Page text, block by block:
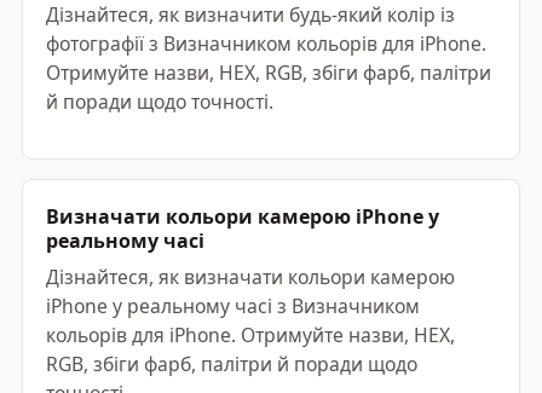
Дізнайтеся, як визначити будь-який колір із
фотографії з Визначником кольорів для iPhone.
Отримуйте назви, HEX, RGB, збіги фарб, палітри
й поради щодо точності.
Визначати кольори камерою iPhone у
реальному часі
Дізнайтеся, як визначати кольори камерою
iPhone у реальному часі з Визначником
кольорів для iPhone. Отримуйте назви, HEX,
RGB, збіги фарб, палітри й поради щодо